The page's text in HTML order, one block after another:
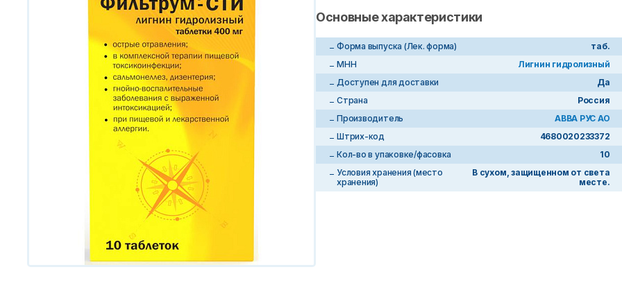
Основные характеристики
Форма выпуска (Лек. форма)
таб.
МНН
Лигнин гидролизный
Доступен для доставки
Да
Страна
Россия
Производитель
АВВА РУС АО
Штрих-код
4680020233372
Кол-во в упаковке/фасовка
10
Условия хранения (место
хранения)
В сухом, защищенном от света
месте.